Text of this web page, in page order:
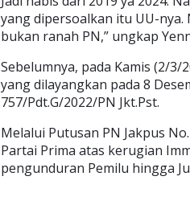
yang dipersoalkan itu UU-nya.
bukan ranah PN,” ungkap
Sebelumnya, pada Kamis (2/
yang dilayangkan pada 8
757/Pdt.G/2022/PN Jkt.Pst.
Melalui Putusan PN Jakpus
Partai Prima atas kerugian
pengunduran Pemilu hingga